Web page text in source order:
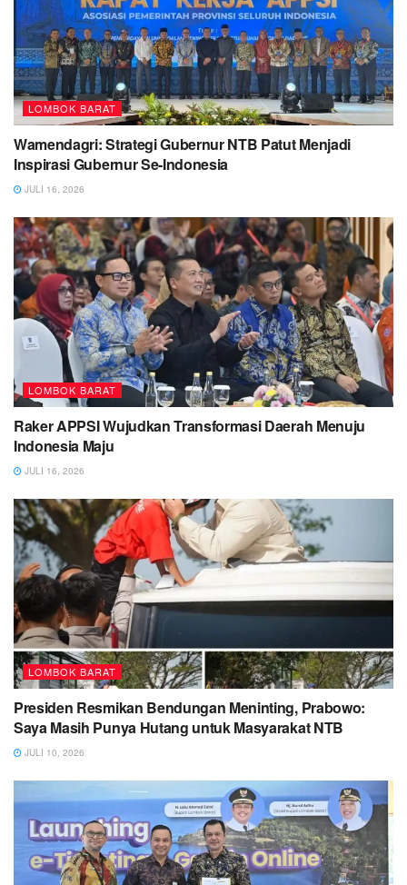
LOMBOK BARAT
Wamendagri: Strategi Gubernur NTB Patut Menjadi
Inspirasi Gubernur Se-Indonesia
JULI 16, 2026
LOMBOK BARAT
Raker APPSI Wujudkan Transformasi Daerah Menuju
Indonesia Maju
JULI 16, 2026
LOMBOK BARAT
Presiden Resmikan Bendungan Meninting, Prabowo:
Saya Masih Punya Hutang untuk Masyarakat NTB
JULI 10, 2026